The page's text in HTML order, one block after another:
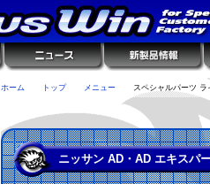
ホーム トップ メニュー スペシャルパーツ ラ
ニッサン AD・AD エキスパ